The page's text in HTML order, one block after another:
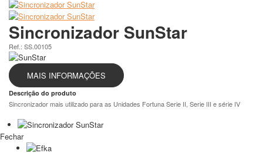
Sincronizador SunStar
Ref.: SS.00105
MAIS INFORMAÇÕES
Descrição do produto
Sincronizador mais utilizado para as Unidades Fortuna Serie II, Serie III e série IV
Fechar